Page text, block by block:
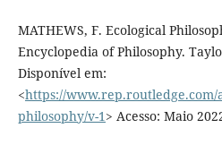
MATHEWS, F. Ecological
Encyclopedia of Philosophy.
Disponível em:
<https://www.rep.routledge.com/
philosophy/v-1 > Acesso: Maio